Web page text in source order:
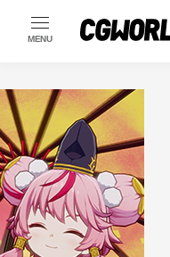
MENU